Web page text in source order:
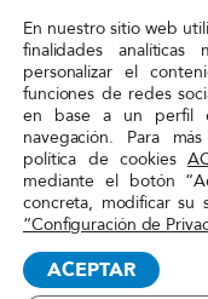
Red
Acoge
Inicio»
En nuestro sitio web
finalidades
personalizar el
funciones de redes
en base a un perfil
navegación. Para
política de cookies
mediante el botón
concreta, modificar su
“Configuración de
ACEPTAR